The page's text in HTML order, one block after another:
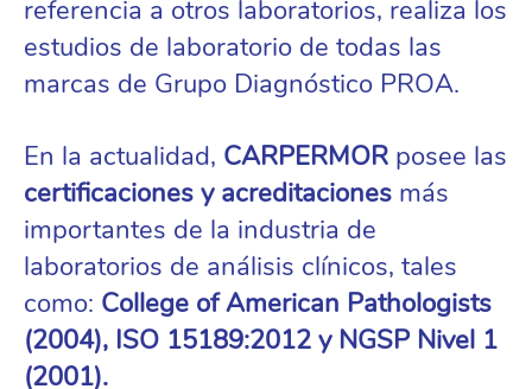
referencia a otros laboratorios, realiza los
estudios de laboratorio de todas las
marcas de Grupo Diagnóstico PROA.
En la actualidad, CARPERMOR posee las
certificaciones y acreditaciones más
importantes de la industria de
laboratorios de análisis clínicos, tales
como: College of American Pathologists
(2004), ISO 15189:2012 y NGSP Nivel 1
(2001).